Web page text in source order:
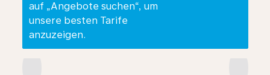
auf „Angebote suchen“, um
unsere besten Tarife
anzuzeigen.